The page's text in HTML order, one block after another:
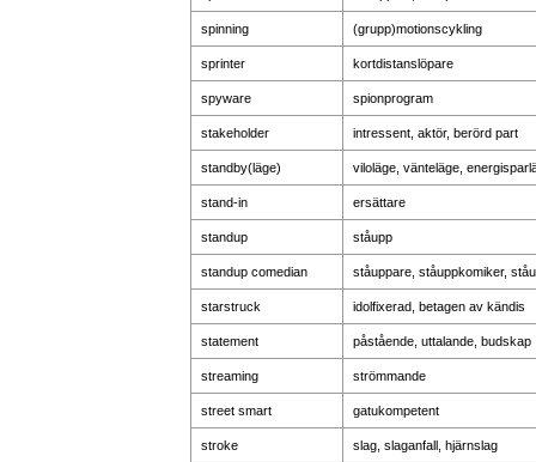
spinning (grupp)motionscykling
sprinter kortdistanslöpare
spyware spionprogram
stakeholder intressent, aktör, berörd part
standby(läge) viloläge, vänteläge,
stand-in ersättare
standup ståupp
standup comedian ståuppare, ståuppkomiker,
starstruck idolfixerad, betagen av kändis
statement påstående, uttalande, budskap
streaming strömmande
street smart gatukompetent
stroke slag, slaganfall, hjärnslag